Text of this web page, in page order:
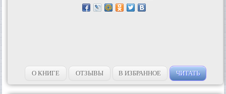
О КНИГЕ ОТЗЫВЫ В ИЗБРАННОЕ ЧИТАТЬ